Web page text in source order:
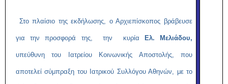
Στο πλαίσιο της εκδήλωσης, ο Αρχιεπίσκοπος βράβευσε
για την προσφορά της, την κυρία Ελ. Μελιάδου,
υπεύθυνη του Ιατρείου Κοινωνικής Αποστολής, που
αποτελεί σύμπραξη του Ιατρικού Συλλόγου Αθηνών, με το